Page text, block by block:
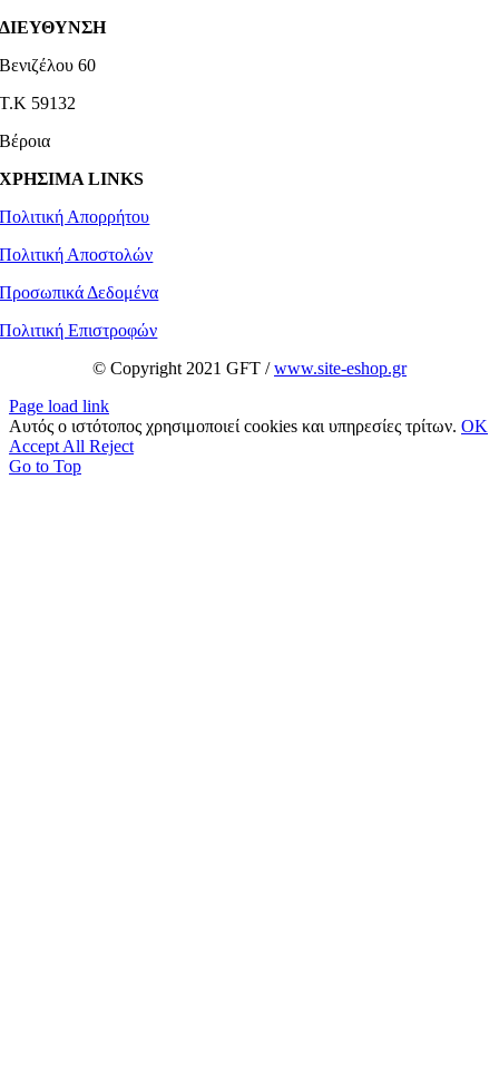
ΔΙΕΥΘΥΝΣΗ
Βενιζέλου 60
Τ.Κ 59132
Βέροια
ΧΡΗΣΙΜΑ LINKS
Πολιτική Απορρήτου
Πολιτική Αποστολών
Προσωπικά Δεδομένα
Πολιτική Επιστροφών
© Copyright 2021 GFT /www.site-eshop.gr
Page load link
Αυτός ο ιστότοπος χρησιμοποιεί cookies και υπηρεσίες τρίτων. OK
Accept All Reject
Go to Top